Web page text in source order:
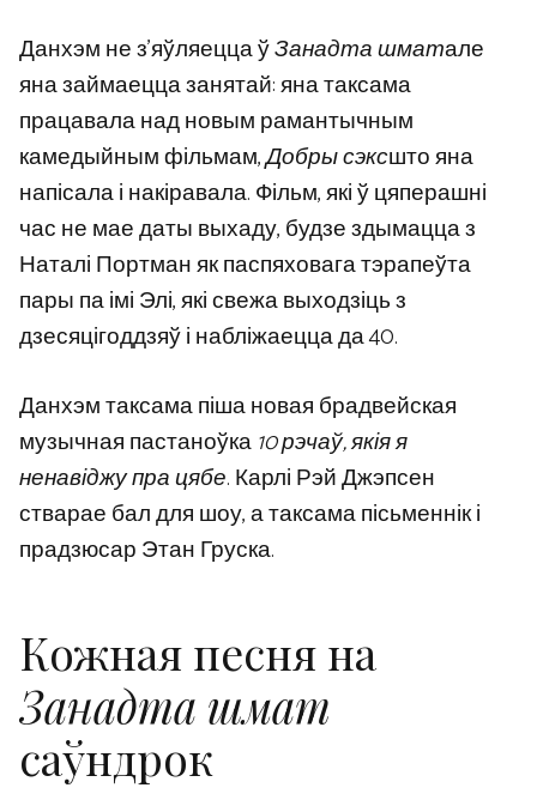
Данхэм не з’яўляецца ўЗанадта шматале
яна займаецца занятай: яна таксама
працавала над новым рамантычным
камедыйным фільмам,Добры сэксшто яна
напісала і накіравала. Фільм, які ў цяперашні
час не мае даты выхаду, будзе здымацца з
Наталі Портман як паспяховага тэрапеўта
пары па імі Элі, які свежа выходзіць з
дзесяцігоддзяў і набліжаецца да 40.
Данхэм таксама піша новая брадвейская
музычная пастаноўка10 рэчаў, якія я
ненавіджу пра цябе. Карлі Рэй Джэпсен
стварае бал для шоу, а таксама пісьменнік і
прадзюсар Этан Груска.
Кожная песня на
Занадта шмат
саўндрок